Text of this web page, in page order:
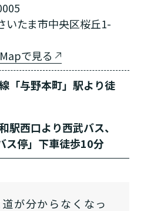
いたま市中央区桜丘1-
で見る
「与野本町」駅より徒
駅西口より西武バス、
ス停」下車徒歩10分
が分からなくなっ